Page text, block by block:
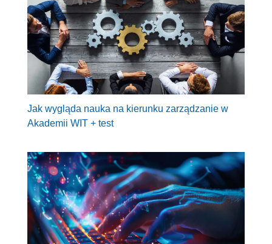
Jak wygląda nauka na kierunku zarządzanie w
Akademii WIT + test